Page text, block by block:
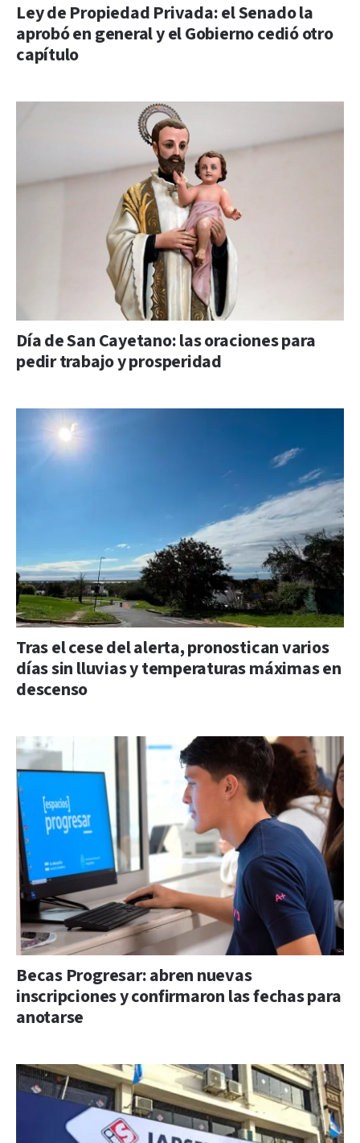
Ley de Propiedad Privada: el Senado la
aprobó en general y el Gobierno cedió otro
capítulo
Día de San Cayetano: las oraciones para
pedir trabajo y prosperidad
Tras el cese del alerta, pronostican varios
días sin lluvias y temperaturas máximas en
descenso
Becas Progresar: abren nuevas
inscripciones y confirmaron las fechas para
anotarse